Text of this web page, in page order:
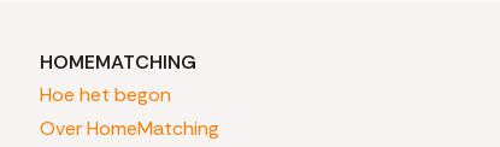
HOMEMATCHING
Hoe het begon
Over HomeMatching